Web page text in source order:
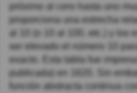
próximo al cero hasta uno
proporciona una estrecha
al 10 (o 10 al 100, etc.) y los
ser elevado el número 10
exacto. Esta tabla fue
publicada) en 1620. Sin
función abstracta continua